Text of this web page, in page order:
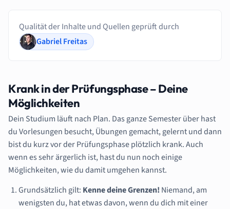
Qualität der Inhalte und Quellen geprüft durch
Gabriel Freitas
Krank in der Prüfungsphase – Deine
Möglichkeiten
Dein Studium läuft nach Plan. Das ganze Semester über hast
du Vorlesungen besucht, Übungen gemacht, gelernt und dann
bist du kurz vor der Prüfungsphase plötzlich krank. Auch
wenn es sehr ärgerlich ist, hast du nun noch einige
Möglichkeiten, wie du damit umgehen kannst.
Grundsätzlich gilt: Kenne deine Grenzen! Niemand, am
wenigsten du, hat etwas davon, wenn du dich mit einer